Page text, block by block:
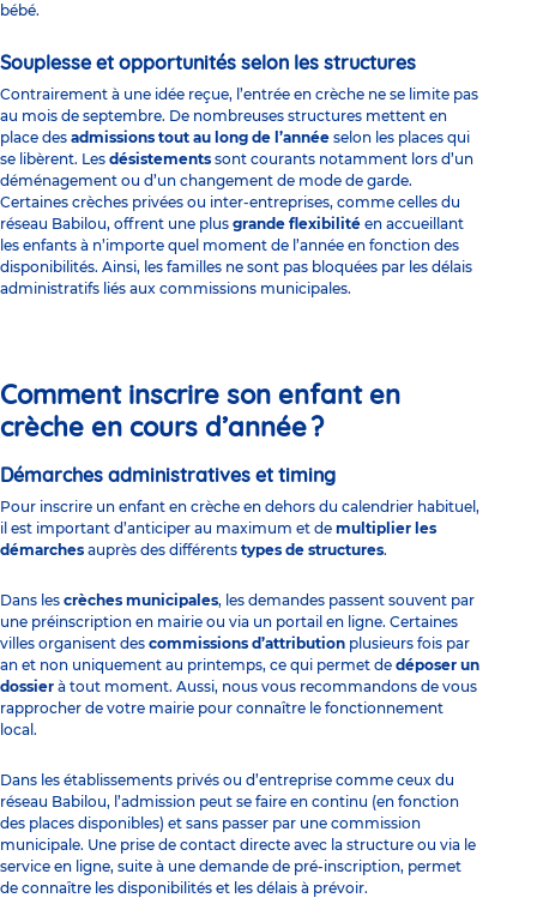
bébé.
Souplesse et opportunités selon les structures
Contrairement à une idée reçue, l’entrée en crèche ne se limite pas
au mois de septembre. De nombreuses structures mettent en
place des admissions tout au long de l’année selon les places qui
se libèrent. Les désistements sont courants notamment lors d’un
déménagement ou d’un changement de mode de garde.
Certaines crèches privées ou inter-entreprises, comme celles du
réseau Babilou, offrent une plus grande flexibilité en accueillant
les enfants à n’importe quel moment de l’année en fonction des
disponibilités. Ainsi, les familles ne sont pas bloquées par les délais
administratifs liés aux commissions municipales.
Comment inscrire son enfant en
crèche en cours d’année ?
Démarches administratives et timing
Pour inscrire un enfant en crèche en dehors du calendrier habituel,
il est important d’anticiper au maximum et de multiplier les
démarches auprès des différents types de structures.
Dans les crèches municipales, les demandes passent souvent par
une préinscription en mairie ou via un portail en ligne. Certaines
villes organisent des commissions d’attribution plusieurs fois par
an et non uniquement au printemps, ce qui permet de déposer un
dossier à tout moment. Aussi, nous vous recommandons de vous
rapprocher de votre mairie pour connaître le fonctionnement
local.
Dans les établissements privés ou d’entreprise comme ceux du
réseau Babilou, l’admission peut se faire en continu (en fonction
des places disponibles) et sans passer par une commission
municipale. Une prise de contact directe avec la structure ou via le
service en ligne, suite à une demande de pré-inscription, permet
de connaître les disponibilités et les délais à prévoir.